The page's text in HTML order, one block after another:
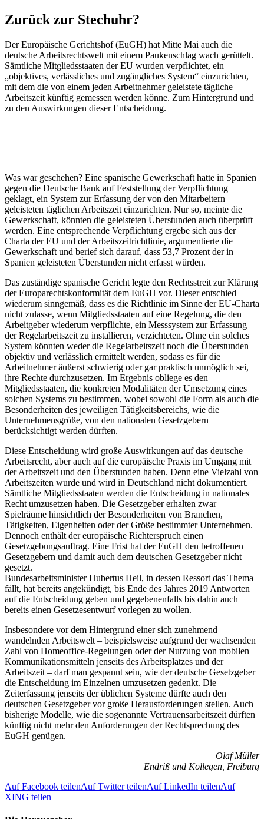
Zurück zur Stechuhr?
Der Europäische Gerichtshof (EuGH) hat Mitte Mai auch die
deutsche Arbeitsrechtswelt mit einem Paukenschlag wach gerüttelt.
Sämtliche Mitgliedsstaaten der EU wurden verpflichtet, ein
„objektives, verlässliches und zugängliches System“ einzurichten,
mit dem die von einem jeden Arbeitnehmer geleistete tägliche
Arbeitszeit künftig gemessen werden könne. Zum Hintergrund und
zu den Auswirkungen dieser Entscheidung.
Was war geschehen? Eine spanische Gewerkschaft hatte in Spanien
gegen die Deutsche Bank auf Feststellung der Verpflichtung
geklagt, ein System zur Erfassung der von den Mitarbeitern
geleisteten täglichen Arbeitszeit einzurichten. Nur so, meinte die
Gewerkschaft, könnten die geleisteten Überstunden auch überprüft
werden. Eine entsprechende Verpflichtung ergebe sich aus der
Charta der EU und der Arbeitszeitrichtlinie, argumentierte die
Gewerkschaft und berief sich darauf, dass 53,7 Prozent der in
Spanien geleisteten Überstunden nicht erfasst würden.
Das zuständige spanische Gericht legte den Rechtsstreit zur Klärung
der Europarechtskonformität dem EuGH vor. Dieser entschied
wiederum sinngemäß, dass es die Richtlinie im Sinne der EU-Charta
nicht zulasse, wenn Mitgliedsstaaten auf eine Regelung, die den
Arbeitgeber wiederum verpflichte, ein Messsystem zur Erfassung
der Regelarbeitszeit zu installieren, verzichteten. Ohne ein solches
System könnten weder die Regelarbeitszeit noch die Überstunden
objektiv und verlässlich ermittelt werden, sodass es für die
Arbeitnehmer äußerst schwierig oder gar praktisch unmöglich sei,
ihre Rechte durchzusetzen. Im Ergebnis obliege es den
Mitgliedsstaaten, die konkreten Modalitäten der Umsetzung eines
solchen Systems zu bestimmen, wobei sowohl die Form als auch die
Besonderheiten des jeweiligen Tätigkeitsbereichs, wie die
Unternehmensgröße, von den nationalen Gesetzgebern
berücksichtigt werden dürften.
Diese Entscheidung wird große Auswirkungen auf das deutsche
Arbeitsrecht, aber auch auf die europäische Praxis im Umgang mit
der Arbeitszeit und den Überstunden haben. Denn eine Vielzahl von
Arbeitszeiten wurde und wird in Deutschland nicht dokumentiert.
Sämtliche Mitgliedsstaaten werden die Entscheidung in nationales
Recht umzusetzen haben. Die Gesetzgeber erhalten zwar
Spielräume hinsichtlich der Besonderheiten von Branchen,
Tätigkeiten, Eigenheiten oder der Größe bestimmter Unternehmen.
Dennoch enthält der europäische Richterspruch einen
Gesetzgebungsauftrag. Eine Frist hat der EuGH den betroffenen
Gesetzgebern und damit auch dem deutschen Gesetzgeber nicht
gesetzt.
Bundesarbeitsminister Hubertus Heil, in dessen Ressort das Thema
fällt, hat bereits angekündigt, bis Ende des Jahres 2019 Antworten
auf die Entscheidung geben und gegebenenfalls bis dahin auch
bereits einen Gesetzesentwurf vorlegen zu wollen.
Insbesondere vor dem Hintergrund einer sich zunehmend
wandelnden Arbeitswelt – beispielsweise aufgrund der wachsenden
Zahl von Homeoffice-Regelungen oder der Nutzung von mobilen
Kommunikationsmitteln jenseits des Arbeitsplatzes und der
Arbeitszeit – darf man gespannt sein, wie der deutsche Gesetzgeber
die Entscheidung im Einzelnen umzusetzen gedenkt. Die
Zeiterfassung jenseits der üblichen Systeme dürfte auch den
deutschen Gesetzgeber vor große Herausforderungen stellen. Auch
bisherige Modelle, wie die sogenannte Vertrauensarbeitszeit dürften
künftig nicht mehr den Anforderungen der Rechtsprechung des
EuGH genügen.
Olaf Müller
Endriß und Kollegen, Freiburg
Auf Facebook teilenAuf Twitter teilenAuf LinkedIn teilenAuf
XING teilen